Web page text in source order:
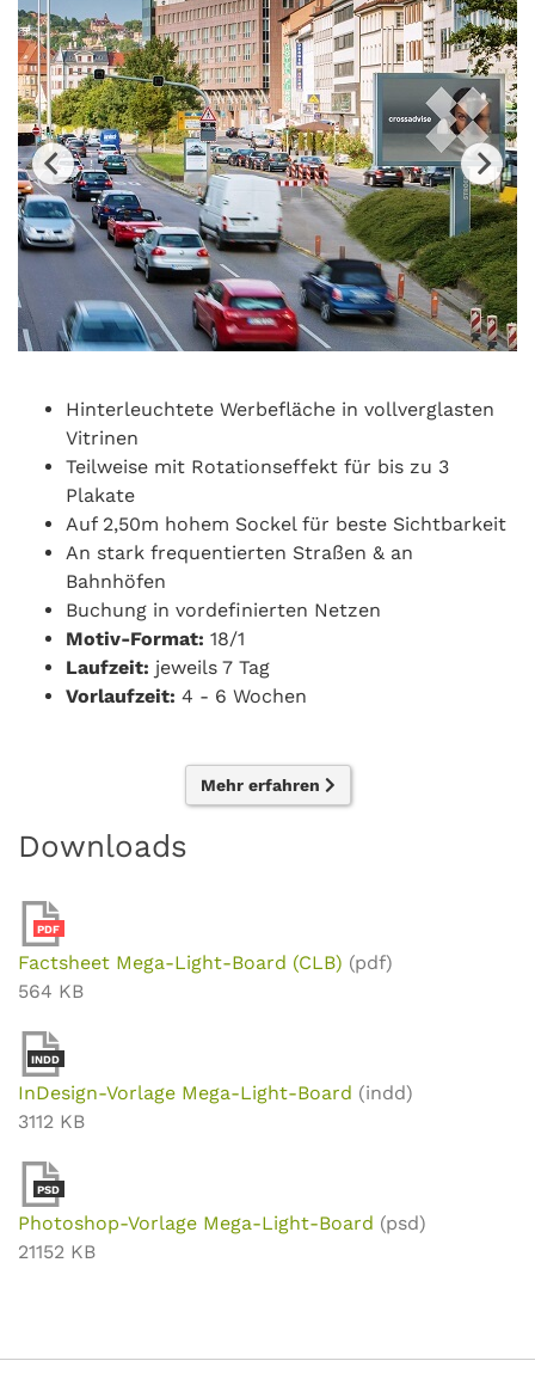
Hinterleuchtete Werbefläche in vollverglasten
Vitrinen
Teilweise mit Rotationseffekt für bis zu 3
Plakate
Auf 2,50m hohem Sockel für beste Sichtbarkeit
An stark frequentierten Straßen & an
Bahnhöfen
Buchung in vordefinierten Netzen
Motiv-Format: 18/1
Laufzeit: jeweils 7 Tag
Vorlaufzeit: 4 - 6 Wochen
Mehr erfahren
Downloads
PDF
Factsheet Mega-Light-Board (CLB) (pdf)
564 KB
INDD
InDesign-Vorlage Mega-Light-Board (indd)
3112 KB
PSD
Photoshop-Vorlage Mega-Light-Board (psd)
21152 KB